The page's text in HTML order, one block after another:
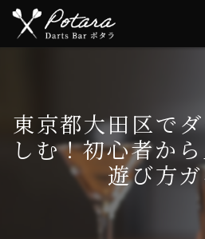
東京都大田区で
しむ！初心者か
遊び方